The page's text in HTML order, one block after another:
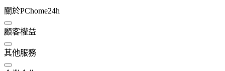
關於PChome24h
顧客權益
其他服務